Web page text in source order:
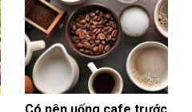
Có nên uống cafe trước